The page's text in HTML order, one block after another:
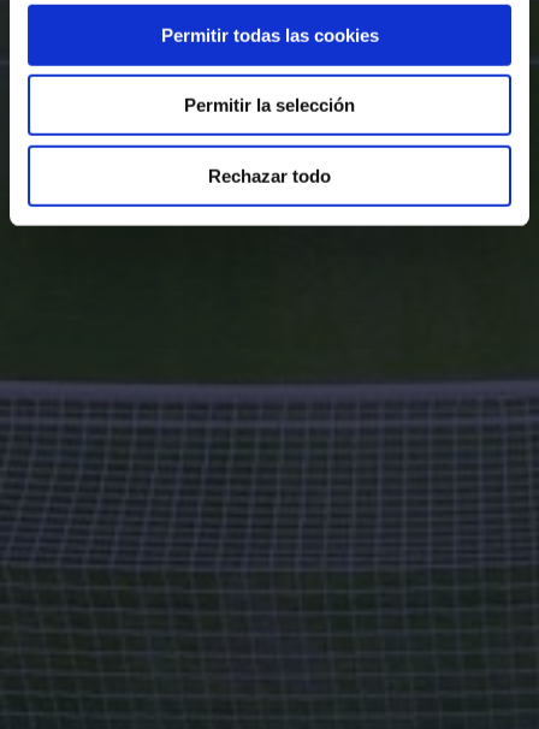
Permitir todas las cookies
Permitir la selección
Rechazar todo